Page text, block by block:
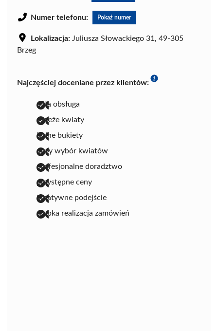
Numer telefonu: Pokaż numer
Lokalizacja: Juliusza Słowackiego 31, 49-305
Brzeg
Najczęściej doceniane przez klientów:
miła obsługa
świeże kwiaty
ładne bukiety
duży wybór kwiatów
profesjonalne doradztwo
przystępne ceny
kreatywne podejście
szybka realizacja zamówień